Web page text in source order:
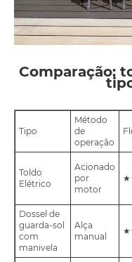
Comparação:
Tipo
Método
de
operação
Toldo
Elétrico
Acionado
por
motor
Dossel de
guarda-sol
com
manivela
Alça
manual